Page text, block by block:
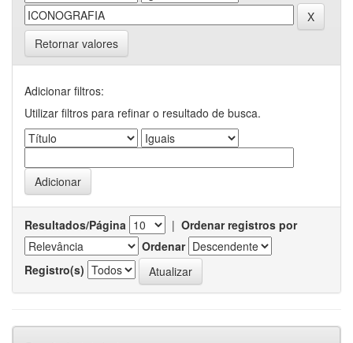
Retornar valores
Adicionar filtros:
Utilizar filtros para refinar o resultado de busca.
Resultados/Página | Ordenar registros por
Ordenar
Registro(s)